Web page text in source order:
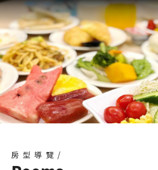
房型導覽/